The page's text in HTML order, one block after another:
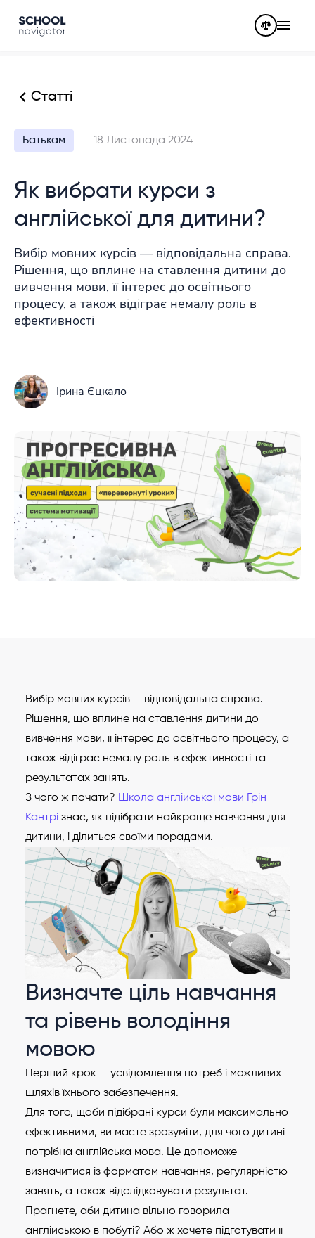
Статті
Батькам 18 Листопада 2024
Як вибрати курси з
англійської для дитини?
Вибір мовних курсів — відповідальна справа.
Рішення, що вплине на ставлення дитини до
вивчення мови, її інтерес до освітнього
процесу, а також відіграє немалу роль в
ефективності
Ірина Єцкало
Вибір мовних курсів — відповідальна справа.
Рішення, що вплине на ставлення дитини до
вивчення мови, її інтерес до освітнього процесу, а
також відіграє немалу роль в ефективності та
результатах занять.
З чого ж почати? Школа англійської мови Грін
Кантрі знає, як підібрати найкраще навчання для
дитини, і ділиться своїми порадами.
Визначте ціль навчання
та рівень володіння
мовою
Перший крок — усвідомлення потреб і можливих
шляхів їхнього забезпечення.
Для того, щоби підібрані курси були максимально
ефективними, ви маєте зрозуміти, для чого дитині
потрібна англійська мова. Це допоможе
визначитися із форматом навчання, регулярністю
занять, а також відслідковувати результат.
Прагнете, аби дитина вільно говорила
англійською в побуті? Або ж хочете підготувати її